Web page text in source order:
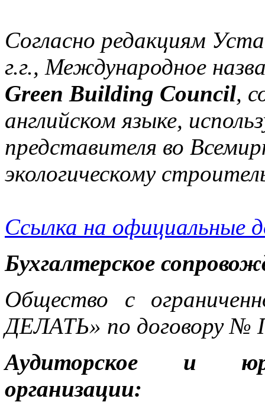
Согласно редакциям
г.г., Международное
Green Building Council,
английском языке,
представителя во
экологическому
Ссылка на официальные
Бухгалтерское
Общество с
ДЕЛАТЬ» по договору
Аудиторское и
организации: